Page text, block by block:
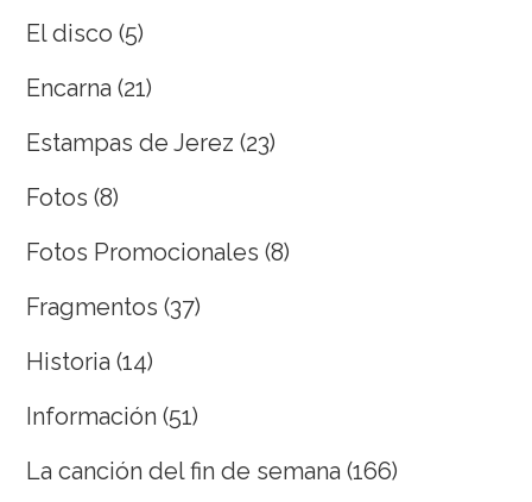
El disco (5)
Encarna (21)
Estampas de Jerez (23)
Fotos (8)
Fotos Promocionales (8)
Fragmentos (37)
Historia (14)
Información (51)
La canción del fin de semana (166)